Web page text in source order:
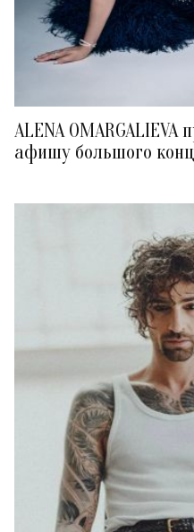
ALENA
афишу большого